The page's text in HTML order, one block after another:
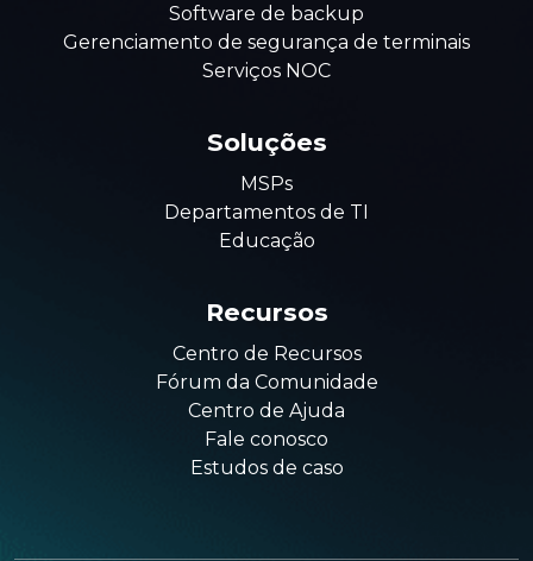
Software de backup
Gerenciamento de segurança de terminais
Serviços NOC
Soluções
MSPs
Departamentos de TI
Educação
Recursos
Centro de Recursos
Fórum da Comunidade
Centro de Ajuda
Fale conosco
Estudos de caso